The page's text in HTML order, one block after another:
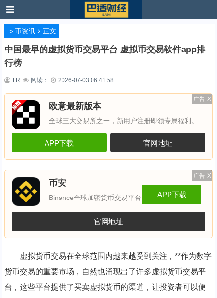
> 币资讯 正文
中国最早的虚拟货币交易平台 虚拟币交易软件app排
行榜
LR 阅读： 2026-07-03 06:41:58
广告 X
欧意最新版本
全球三大交易所之一，新用户注册即领专属福利。
APP下载 官网地址
广告 X
币安
Binance全球加密货币交易平台 APP下载
官网地址
虚拟货币交易在全球范围内越来越受到关注，**作为数字
货币交易的重要市场，自然也涌现出了许多虚拟货币交易平
台，这些平台提供了买卖虚拟货币的渠道，让投资者可以便